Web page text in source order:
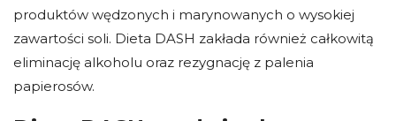
produktów wędzonych i marynowanych o wysokiej
zawartości soli. Dieta DASH zakłada również całkowitą
eliminację alkoholu oraz rezygnację z palenia
papierosów.